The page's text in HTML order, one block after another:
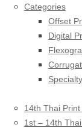
Categories
Offset
Digital
14th Thai
1st – 14th